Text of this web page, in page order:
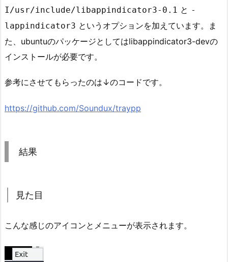
I/usr/include/libappindicator3-0.1 と -
lappindicator3 というオプションを加えています。ま
た、ubuntuのパッケージとしてはlibappindicator3-devの
インストールが必要です。
参考にさせてもらったのは↓のコードです。
https://github.com/Soundux/traypp
結果
見た目
こんな感じのアイコンとメニューが表示されます。